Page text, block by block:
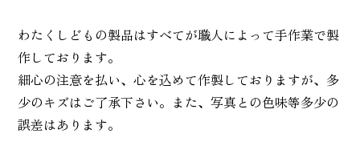
わたくしどもの製品はすべてが職人によって手作業で製
作しております。
細心の注意を払い、心を込めて作製しておりますが、多
少のキズはご了承下さい。また、写真との色味等多少の
誤差はあります。